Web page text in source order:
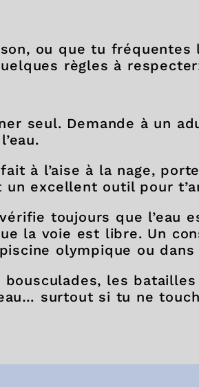
ou que tu fréquentes
règles à
seul. Demande à un
à l’aise à la nage,
un excellent outil pour
toujours que l’eau
la voie est libre. Un
olympique ou dans
les
surtout si tu ne